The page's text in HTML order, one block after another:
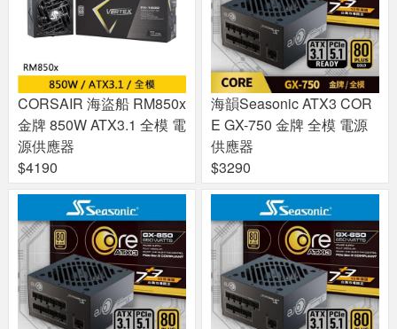
CORSAIR 海盜船 RM850x
金牌 850W ATX3.1 全模 電
源供應器
$4190
海韻Seasonic ATX3 COR
E GX-750 金牌 全模 電源
供應器
$3290